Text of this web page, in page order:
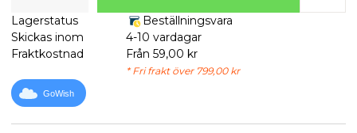
Lagerstatus
Beställningsvara
Skickas inom
4-10 vardagar
Fraktkostnad
Från 59,00 kr
* Fri frakt över 799,00 kr
GoWish